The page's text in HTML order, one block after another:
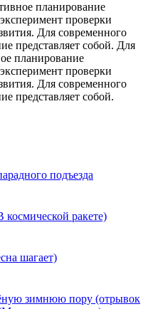
планирование
проверки
Для современного
представляет собой. Для
планирование
проверки
Для современного
представляет собой.
подъезда
ракете)
шагает)
зимнюю пору (отрывок